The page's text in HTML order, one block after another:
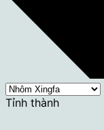
Tỉnh thành